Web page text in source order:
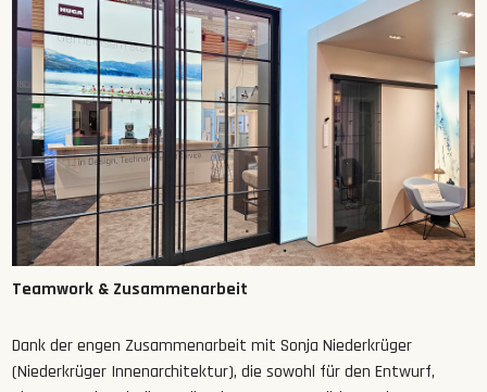
Teamwork & Zusammenarbeit
Dank der engen Zusammenarbeit mit Sonja Niederkrüger
(Niederkrüger Innenarchitektur), die sowohl für den Entwurf,